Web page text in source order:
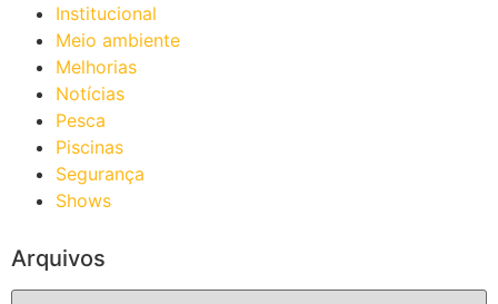
Institucional
Meio ambiente
Melhorias
Notícias
Pesca
Piscinas
Segurança
Shows
Arquivos